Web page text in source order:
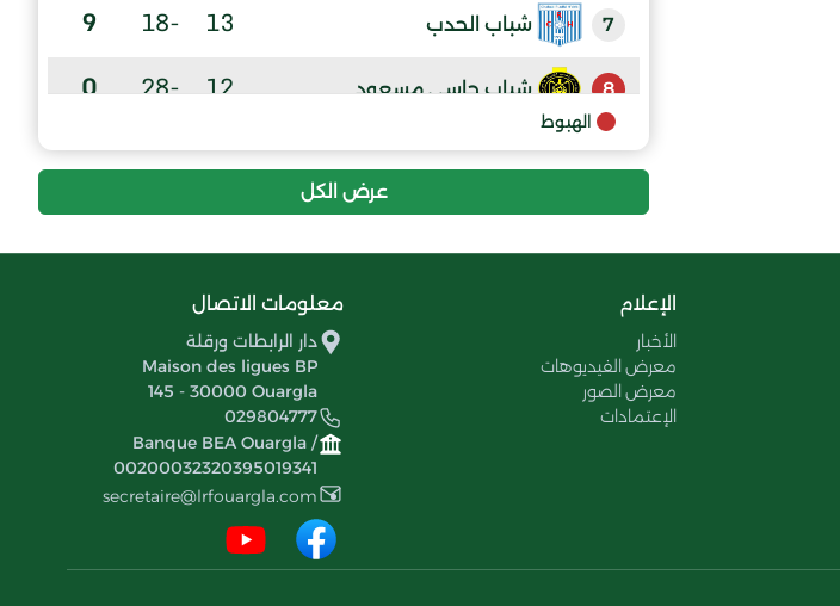
7 شباب الحدب 13
-18
9
8 شباب حاسي مسعود 12
-28
0
الهبوط
عرض الكل
الإعلام
الأخبار
معرض الفيديوهات
معرض الصور
الإعتمادات
معلومات الاتصال
دار الرابطات ورقلة
Maison des ligues BP
145 - 30000 Ouargla
029804777
Banque BEA Ouargla /
00200032320395019341
secretaire@lrfouargla.com